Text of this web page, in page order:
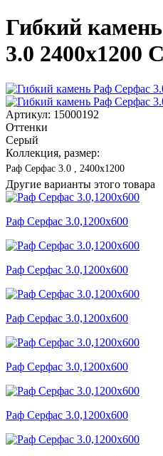
Гибкий
3.0 2400x1200
Артикул: 15000192
Оттенки
Серый
Коллекция, размер:
Раф Серфас 3.0 , 2400x1200
Другие варианты этого товара
Раф Серфас 3.0,1200x600
Раф Серфас 3.0,1200x600
Раф Серфас 3.0,1200x600
Раф Серфас 3.0,1200x600
Раф Серфас 3.0,1200x600